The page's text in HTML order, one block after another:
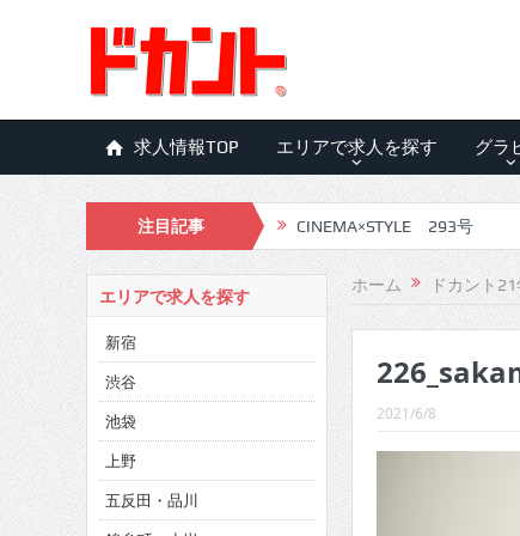
求人情報TOP エリアで求人を探す グラ
注目記事 CINEMA×STYLE 293号
CINEMA×STYLE 292号
CINEMA×STYLE 291号
CINEMA×STYLE 290号
CINEMA×STYLE 289号
CINEMA×STYLE 288号
ホーム ドカント
2021/6/8
エリアで求人を探す
新宿
渋谷
池袋
上野
五反田・品川